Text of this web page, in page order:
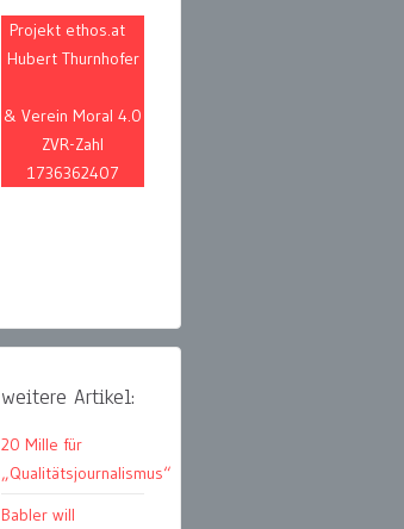
Projekt ethos.at
Hubert Thurnhofer
& Verein Moral 4.0
ZVR-Zahl
1736362407
weitere Artikel:
20 Mille für
„Qualitätsjournalismus“
Babler will